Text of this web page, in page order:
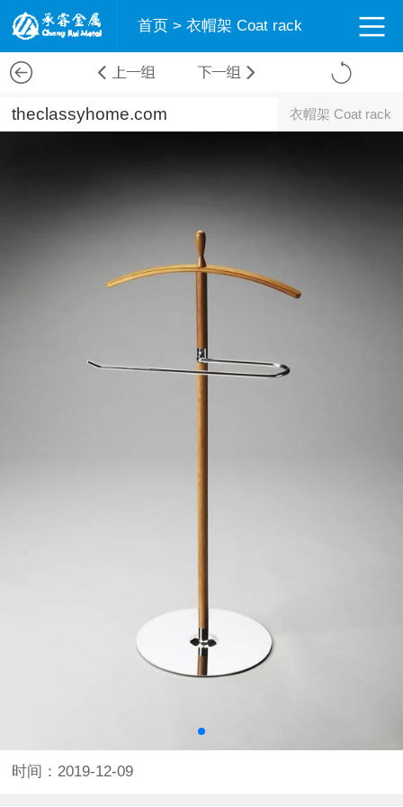
首页> 衣帽架 Coat rack
theclassyhome.com 衣帽架 Coat rack
时间：2019-12-09